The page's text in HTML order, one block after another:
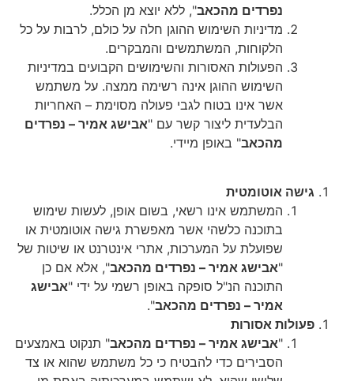
נפרדים מהכאב", ללא יוצא מן הכלל.
מדיניות השימוש ההוגן חלה על כולם, לרבות על כל
הלקוחות, המשתמשים והמבקרים.
הפעולות האסורות והשימושים הקבועים במדיניות
השימוש ההוגן אינה רשימה ממצה. על משתמש
אשר אינו בטוח לגבי פעולה מסוימת – האחריות
הבלעדית ליצור קשר עם "אבישג אמיר – נפרדים
מהכאב" באופן מיידי.
גישה אוטומטית
המשתמש אינו רשאי, בשום אופן, לעשות שימוש
בתוכנה כלשהי אשר מאפשרת גישה אוטומטית או
שפועלת על המערכות, אתרי אינטרנט או שיטות של
"אבישג אמיר – נפרדים מהכאב", אלא אם כן
התוכנה הנ"ל סופקה באופן רשמי על ידי "אבישג
אמיר – נפרדים מהכאב".
פעולות אסורות
"אבישג אמיר – נפרדים מהכאב" תנקוט באמצעים
הסבירים כדי להבטיח כי כל משתמש שהוא או צד